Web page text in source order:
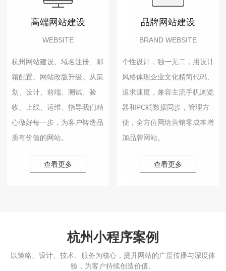
高端网站建设
WEBSITE
杭州网站建设、域名注册、邮
箱配置、网站改版升级。从策
划、设计、前端、测试、验
收、上线、运维、指导我们精
心做好每一步，为客户铸造品
质有价值的网站。
查看更多
品牌网站建设
BRAND WEBSITE
个性设计，独一无二，用设计
风格体现企业文化精简代码、
追求速度，兼容主流手机浏览
器和PC端数据同步，管理方
便，全方位网络营销零成本增
加品牌网站。
查看更多
杭州小程序案例
以策略、设计、技术、服务为核心，提升网站的广度传播与深度体
验，为客户持续创造价值。